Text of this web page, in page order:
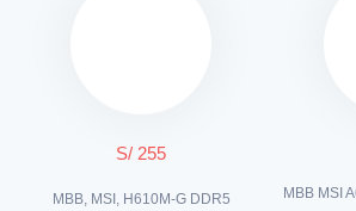
S/ 255
MBB, MSI, H610M-G DDR5
MBB MSI